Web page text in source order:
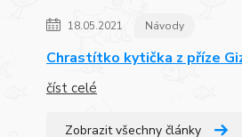
18.05.2021 Návody
Chrastítko kytička z příze
číst celé
Zobrazit všechny články